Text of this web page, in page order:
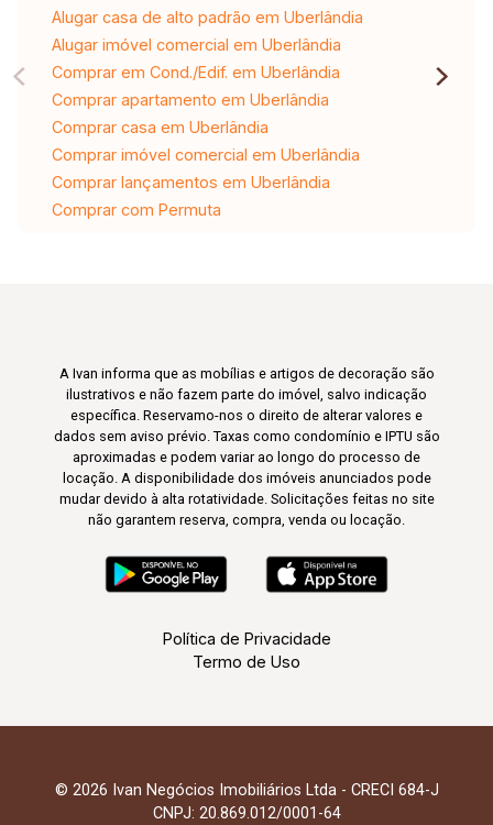
Alugar casa de alto padrão em Uberlândia
Alugar imóvel comercial em Uberlândia
Comprar em Cond./Edif. em Uberlândia
Comprar apartamento em Uberlândia
Comprar casa em Uberlândia
Comprar imóvel comercial em Uberlândia
Comprar lançamentos em Uberlândia
Comprar com Permuta
A Ivan informa que as mobílias e artigos de decoração são
ilustrativos e não fazem parte do imóvel, salvo indicação
específica. Reservamo-nos o direito de alterar valores e
dados sem aviso prévio. Taxas como condomínio e IPTU são
aproximadas e podem variar ao longo do processo de
locação. A disponibilidade dos imóveis anunciados pode
mudar devido à alta rotatividade. Solicitações feitas no site
não garantem reserva, compra, venda ou locação.
Política de Privacidade
Termo de Uso
© 2026 Ivan Negócios Imobiliários Ltda - CRECI 684-J
CNPJ: 20.869.012/0001-64